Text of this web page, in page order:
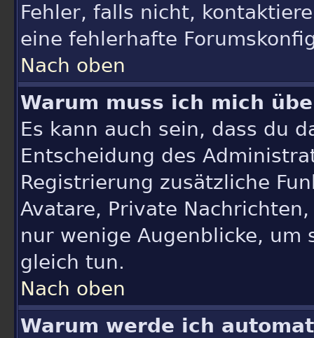
Fehler, falls nicht,
eine fehlerhafte
Nach oben
Warum muss ich mich
Es kann auch sein, dass du
Entscheidung des
Registrierung zusätzliche
Avatare, Private
nur wenige Augenblicke, um
gleich tun.
Nach oben
Warum werde ich